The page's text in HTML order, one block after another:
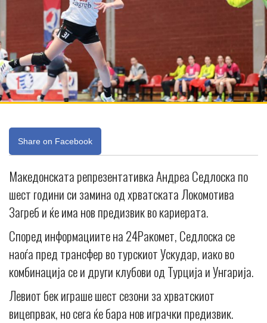
Share on Facebook
Македонската репрезентативка Андреа Седлоска по
шест години си замина од хрватската Локомотива
Загреб и ќе има нов предизвик во кариерата.
Според информациите на 24Ракомет, Седлоска се
наоѓа пред трансфер во турскиот Ускудар, иако во
комбинација се и други клубови од Турција и Унгарија.
Левиот бек играше шест сезони за хрватскиот
вицепрвак, но сега ќе бара нов играчки предизвик.